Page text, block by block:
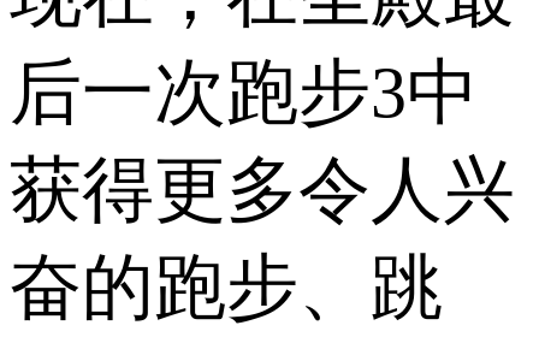
后一次跑步3中
获得更多令人兴
奋的跑步、跳